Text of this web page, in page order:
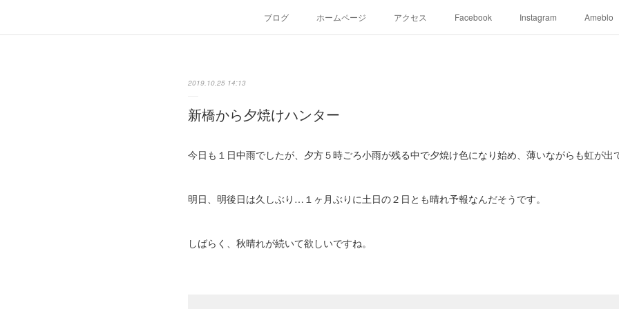
ブログ ホームページ アクセス Facebook Instagram Ameblo
2019.10.25 14:13
新橋から夕焼けハンター
今日も１日中雨でしたが、夕方５時ごろ小雨が残る中で夕焼け色になり始め、薄いながらも虹が出
明日、明後日は久しぶり…１ヶ月ぶりに土日の２日とも晴れ予報なんだそうです。
しばらく、秋晴れが続いて欲しいですね。